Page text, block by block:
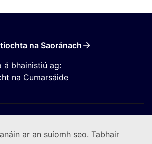
ar an suíomh seo. Tabhair
na Saoránach
á bhainistiú ag:
na Cumarsáide